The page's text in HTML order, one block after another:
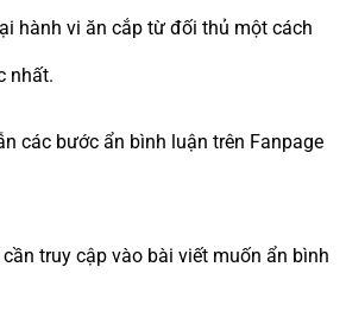
hành vi ăn cắp từ đối thủ một cách
nhất.
các bước ẩn bình luận trên Fanpage
truy cập vào bài viết muốn ẩn bình